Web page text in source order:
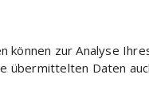
können zur Analyse
übermittelten Daten